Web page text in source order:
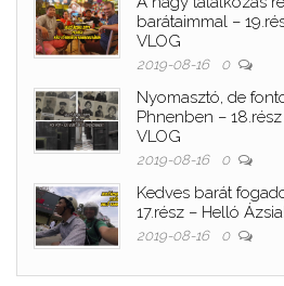
barátaimmal –
VLOG
2019-08-16 0
Nyomasztó, de
Phnenben –
VLOG
2019-08-16 0
Kedves barát
17.rész – Helló
2019-08-16 0